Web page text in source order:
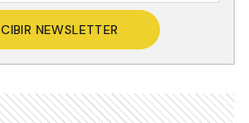
NEWSLETTER